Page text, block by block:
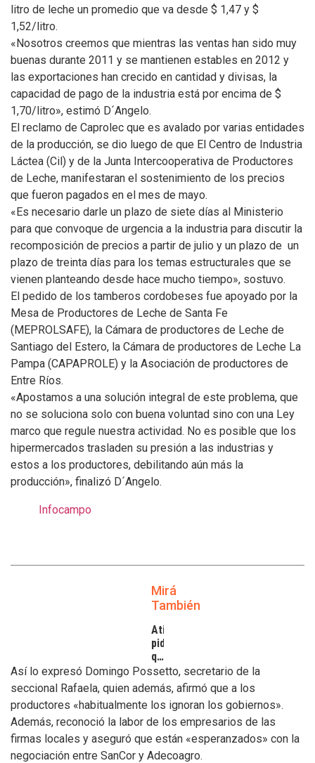
litro de leche un promedio que va desde $ 1,47 y $
1,52/litro.
«Nosotros creemos que mientras las ventas han sido muy
buenas durante 2011 y se mantienen estables en 2012 y
las exportaciones han crecido en cantidad y divisas, la
capacidad de pago de la industria está por encima de $
1,70/litro», estimó D´Angelo.
El reclamo de Caprolec que es avalado por varias entidades
de la producción, se dio luego de que El Centro de Industria
Láctea (Cil) y de la Junta Intercooperativa de Productores
de Leche, manifestaran el sostenimiento de los precios
que fueron pagados en el mes de mayo.
«Es necesario darle un plazo de siete días al Ministerio
para que convoque de urgencia a la industria para discutir la
recomposición de precios a partir de julio y un plazo de un
plazo de treinta días para los temas estructurales que se
vienen planteando desde hace mucho tiempo», sostuvo.
El pedido de los tamberos cordobeses fue apoyado por la
Mesa de Productores de Leche de Santa Fe
(MEPROLSAFE), la Cámara de productores de Leche de
Santiago del Estero, la Cámara de productores de Leche La
Pampa (CAPAPROLE) y la Asociación de productores de
Entre Ríos.
«Apostamos a una solución integral de este problema, que
no se soluciona solo con buena voluntad sino con una Ley
marco que regule nuestra actividad. No es posible que los
hipermercados trasladen su presión a las industrias y
estos a los productores, debilitando aún más la
producción», finalizó D´Angelo.
Infocampo
Mirá
También
Atilra
pide
que
se
atiendan
los
inconvenientes
de
los
tamberos
Así lo expresó Domingo Possetto, secretario de la
seccional Rafaela, quien además, afirmó que a los
productores «habitualmente los ignoran los gobiernos».
Además, reconoció la labor de los empresarios de las
firmas locales y aseguró que están «esperanzados» con la
negociación entre SanCor y Adecoagro.